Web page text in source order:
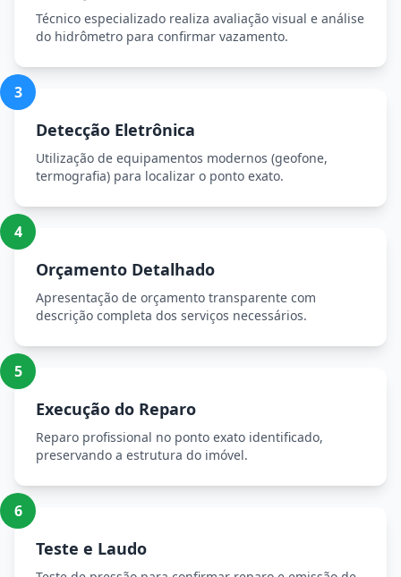
Técnico especializado realiza avaliação visual e análise
do hidrômetro para confirmar vazamento.
3
Detecção Eletrônica
Utilização de equipamentos modernos (geofone,
termografia) para localizar o ponto exato.
4
Orçamento Detalhado
Apresentação de orçamento transparente com
descrição completa dos serviços necessários.
5
Execução do Reparo
Reparo profissional no ponto exato identificado,
preservando a estrutura do imóvel.
6
Teste e Laudo